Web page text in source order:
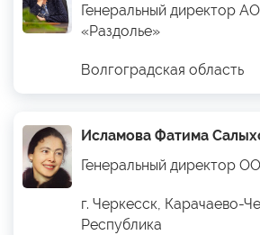
Генеральный директор
«Раздолье»
Волгоградская область
Исламова Фатима
Генеральный директор
г. Черкесск, Карачаево-
Республика